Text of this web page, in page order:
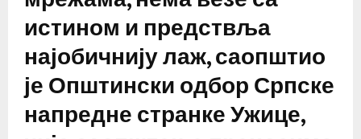
истином и предствља
најобичнију лаж, саопштио
је Општински одбор Српске
напредне странке Ужице,